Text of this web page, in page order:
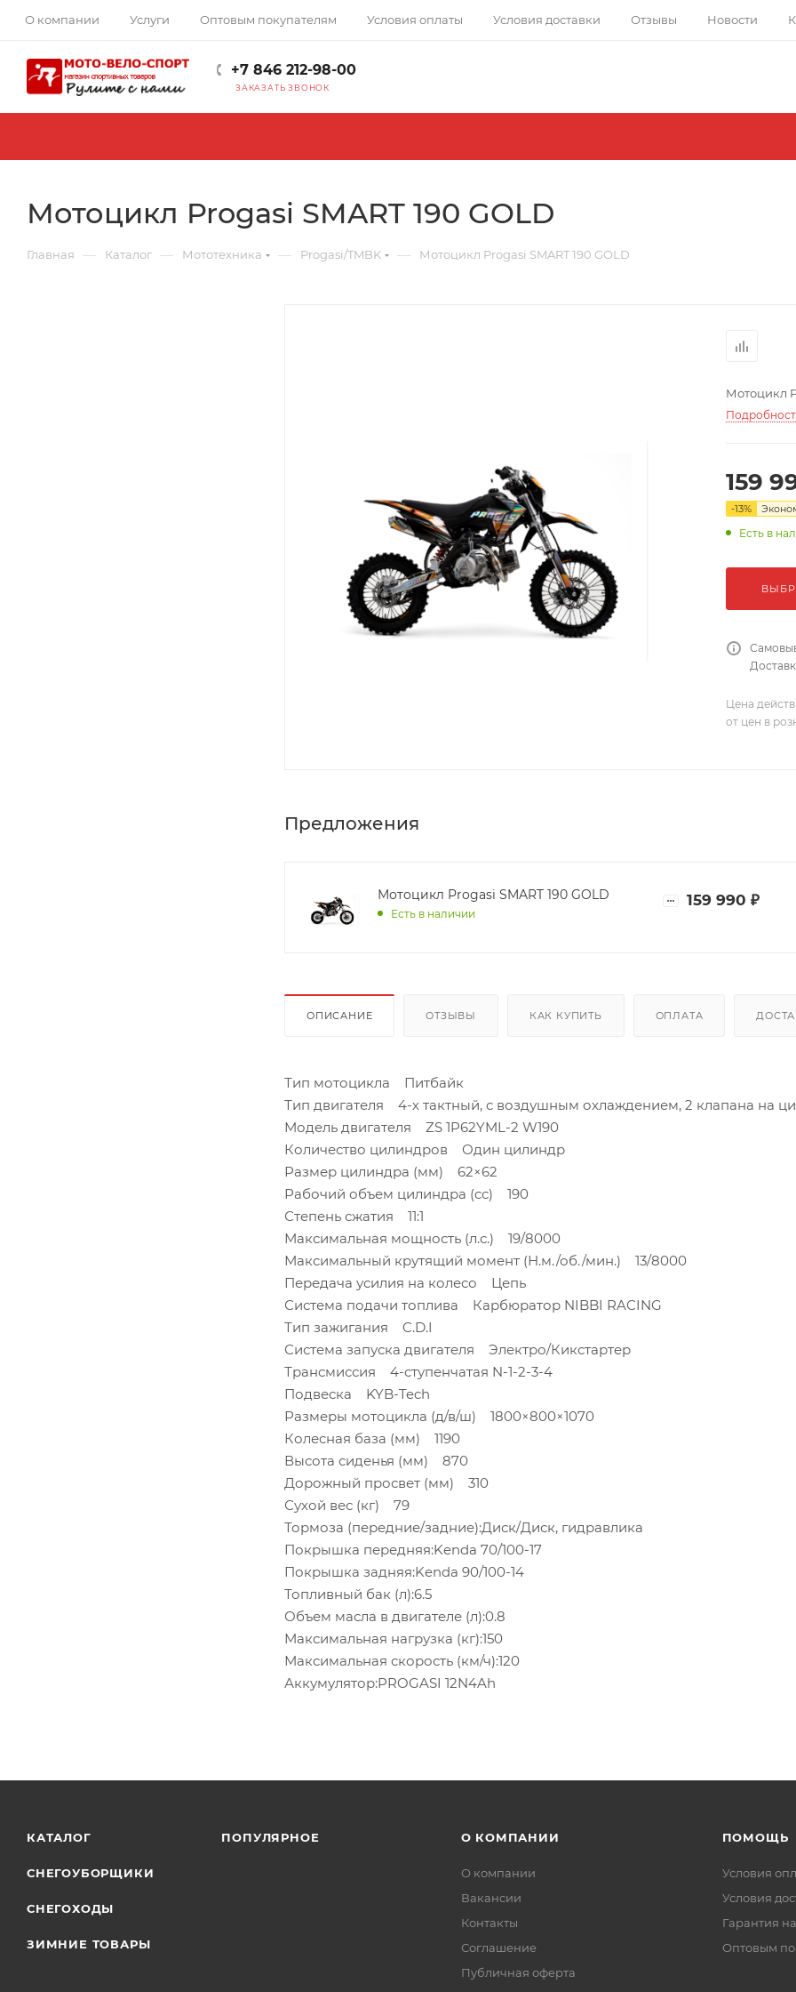
О компании Услуги Оптовым покупателям Условия оплаты Условия доставки Отзывы Новости
+7 846 212-98-00
ЗАКАЗАТЬ ЗВОНОК
Мотоцикл Progasi SMART 190 GOLD
Главная — Каталог — Мототехника — Progasi/TMBK — Мотоцикл Progasi SMART 190 GOLD
Мотоцикл
159
-13%
Есть в
Цена
от цен в
Предложения
Мотоцикл Progasi SMART 190 GOLD
Есть в наличии
159 990 ₽
ОПИСАНИЕ ОТЗЫВЫ КАК КУПИТЬ ОПЛАТА
Тип мотоцикла Питбайк
Тип двигателя 4-х тактный, с воздушным охлаждением, 2 клапана на
Модель двигателя ZS 1P62YML-2 W190
Количество цилиндров Один цилиндр
Размер цилиндра (мм) 62×62
Рабочий объем цилиндра (cc) 190
Степень сжатия 11:1
Максимальная мощность (л.с.) 19/8000
Максимальный крутящий момент (Н.м./об./мин.) 13/8000
Передача усилия на колесо Цепь
Система подачи топлива Карбюратор NIBBI RACING
Тип зажигания C.D.I
Система запуска двигателя Электро/Кикстартер
Трансмиссия 4-ступенчатая N-1-2-3-4
Подвеска KYB-Tech
Размеры мотоцикла (д/в/ш) 1800×800×1070
Колесная база (мм) 1190
Высота сиденья (мм) 870
Дорожный просвет (мм) 310
Сухой вес (кг) 79
Тормоза (передние/задние):Диск/Диск, гидравлика
Покрышка передняя:Kenda 70/100-17
Покрышка задняя:Kenda 90/100-14
Топливный бак (л):6.5
Объем масла в двигателе (л):0.8
Максимальная нагрузка (кг):150
Максимальная скорость (км/ч):120
Аккумулятор:PROGASI 12N4Ah
КАТАЛОГ
СНЕГОУБОРЩИКИ
СНЕГОХОДЫ
ЗИМНИЕ ТОВАРЫ
ПОПУЛЯРНОЕ О КОМПАНИИ
О компании
Вакансии
Контакты
Соглашение
Публичная оферта
ПОМОЩЬ
Условия
Условия
Гарантия
Оптовым